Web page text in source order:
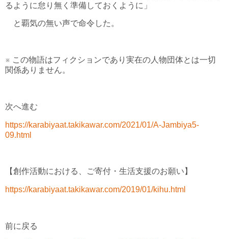
るように怠り無く準備しておくように」
と覇気の無い声で命令した。
※ この物語はフィクションであり実在の人物団体とは一切
関係ありません。
次へ進む
https://karabiyaat.takikawar.com/2021/01/A-Jambiya5-
09.html
【創作活動における、ご寄付・生活支援のお願い】
https://karabiyaat.takikawar.com/2019/01/kihu.html
前に戻る